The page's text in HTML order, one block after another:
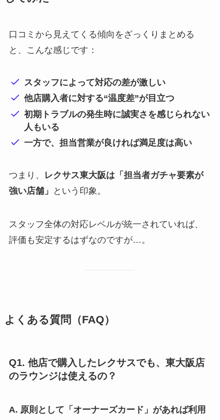
口コミから見えてくる傾向をざっくりまとめる
と、こんな感じです：
スタッフによって対応の差が激しい
他店購入者に対する“温度差”が目立つ
初期トラブルの発生時に誠実さを感じられない
人もいる
一方で、担当営業が良ければ満足度は高い
つまり、
レクサス東大阪は「担当者ガチャ要素が
強い店舗」
という印象。
スタッフ全体の対応レベルが統一されていれば、
評価も安定するはずなのですが…。
よくある質問（FAQ）
Q1. 他店で購入したレクサスでも、東大阪店
のラウンジは使えるの？
A. 原則として「オーナーズカード」があれば利用